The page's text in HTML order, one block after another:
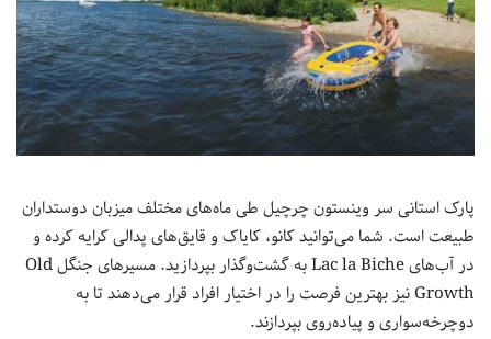
پارک استانی سر وینستون چرچیل طی ماه‌های مختلف میزبان دوستداران
طبیعت است. شما می‌توانید کانو، کایاک و قایق‌های پدالی کرایه کرده و
در آب‌های Lac la Biche به گشت‌وگذار بپردازید. مسیرهای جنگل Old
Growth نیز بهترین فرصت را در اختیار افراد قرار می‌دهند تا به
دوچرخه‌سواری و پیاده‌روی بپردازند.